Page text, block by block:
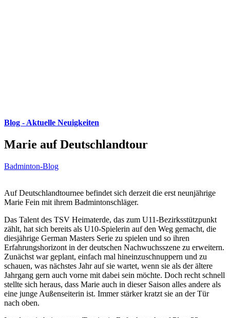
Blog - Aktuelle Neuigkeiten
Marie auf Deutschlandtour
Badminton-Blog
Auf Deutschlandtournee befindet sich derzeit die erst neunjährige
Marie Fein mit ihrem Badmintonschläger.
Das Talent des TSV Heimaterde, das zum U11-Bezirksstützpunkt
zählt, hat sich bereits als U10-Spielerin auf den Weg gemacht, die
diesjährige German Masters Serie zu spielen und so ihren
Erfahrungshorizont in der deutschen Nachwuchsszene zu erweitern.
Zunächst war geplant, einfach mal hineinzuschnuppern und zu
schauen, was nächstes Jahr auf sie wartet, wenn sie als der ältere
Jahrgang gern auch vorne mit dabei sein möchte. Doch recht schnell
stellte sich heraus, dass Marie auch in dieser Saison alles andere als
eine junge Außenseiterin ist. Immer stärker kratzt sie an der Tür
nach oben.